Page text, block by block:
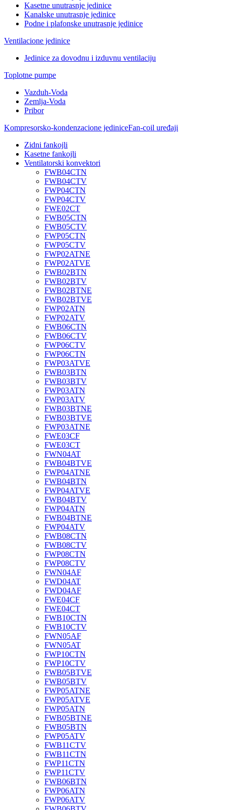
Kasetne unutrasnje jedinice
Kanalske unutrasnje jedinice
Podne i plafonske unutrasnje jedinice
Ventilacione jedinice
Jedinice za dovodnu i izduvnu ventilaciju
Toplotne pumpe
Vazduh-Voda
Zemlja-Voda
Pribor
Kompresorsko-kondenzacione jediniceFan-coil uređaji
Zidni fankojli
Kasetne fankojli
Ventilatorski konvektori
FWB04CTN
FWB04CTV
FWP04CTN
FWP04CTV
FWE02CT
FWB05CTN
FWB05CTV
FWP05CTN
FWP05CTV
FWP02ATNE
FWP02ATVE
FWB02BTN
FWB02BTV
FWB02BTNE
FWB02BTVE
FWP02ATN
FWP02ATV
FWB06CTN
FWB06CTV
FWP06CTV
FWP06CTN
FWP03ATVE
FWB03BTN
FWB03BTV
FWP03ATN
FWP03ATV
FWB03BTNE
FWB03BTVE
FWP03ATNE
FWE03CF
FWE03CT
FWN04AT
FWB04BTVE
FWP04ATNE
FWB04BTN
FWP04ATVE
FWB04BTV
FWP04ATN
FWB04BTNE
FWP04ATV
FWB08CTN
FWB08CTV
FWP08CTN
FWP08CTV
FWN04AF
FWD04AT
FWD04AF
FWE04CF
FWE04CT
FWB10CTN
FWB10CTV
FWN05AF
FWN05AT
FWP10CTN
FWP10CTV
FWB05BTVE
FWB05BTV
FWP05ATNE
FWP05ATVE
FWP05ATN
FWB05BTNE
FWB05BTN
FWP05ATV
FWB11CTV
FWB11CTN
FWP11CTN
FWP11CTV
FWB06BTN
FWP06ATN
FWP06ATV